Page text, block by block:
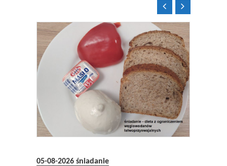

05-08-2026 śniadanie
